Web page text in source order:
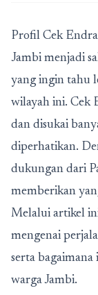
Profil Cek
Jambi menjadi
yang ingin tahu
wilayah ini. Cek
dan disukai
diperhatikan.
dukungan dari
memberikan
Melalui artikel
mengenai
serta
warga Jambi.